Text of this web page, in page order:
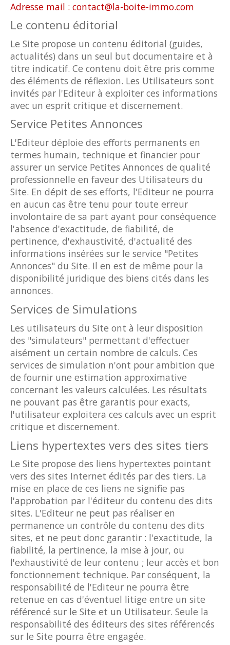
Adresse mail : contact@la-boite-immo.com
Le contenu éditorial
Le Site propose un contenu éditorial (guides,
actualités) dans un seul but documentaire et à
titre indicatif. Ce contenu doit être pris comme
des éléments de réflexion. Les Utilisateurs sont
invités par l'Editeur à exploiter ces informations
avec un esprit critique et discernement.
Service Petites Annonces
L'Editeur déploie des efforts permanents en
termes humain, technique et financier pour
assurer un service Petites Annonces de qualité
professionnelle en faveur des Utilisateurs du
Site. En dépit de ses efforts, l'Editeur ne pourra
en aucun cas être tenu pour toute erreur
involontaire de sa part ayant pour conséquence
l'absence d'exactitude, de fiabilité, de
pertinence, d'exhaustivité, d'actualité des
informations insérées sur le service "Petites
Annonces" du Site. Il en est de même pour la
disponibilité juridique des biens cités dans les
annonces.
Services de Simulations
Les utilisateurs du Site ont à leur disposition
des "simulateurs" permettant d'effectuer
aisément un certain nombre de calculs. Ces
services de simulation n'ont pour ambition que
de fournir une estimation approximative
concernant les valeurs calculées. Les résultats
ne pouvant pas être garantis pour exacts,
l'utilisateur exploitera ces calculs avec un esprit
critique et discernement.
Liens hypertextes vers des sites tiers
Le Site propose des liens hypertextes pointant
vers des sites Internet édités par des tiers. La
mise en place de ces liens ne signifie pas
l'approbation par l'éditeur du contenu des dits
sites. L'Editeur ne peut pas réaliser en
permanence un contrôle du contenu des dits
sites, et ne peut donc garantir : l'exactitude, la
fiabilité, la pertinence, la mise à jour, ou
l'exhaustivité de leur contenu ; leur accès et bon
fonctionnement technique. Par conséquent, la
responsabilité de l'Editeur ne pourra être
retenue en cas d'éventuel litige entre un site
référencé sur le Site et un Utilisateur. Seule la
responsabilité des éditeurs des sites référencés
sur le Site pourra être engagée.